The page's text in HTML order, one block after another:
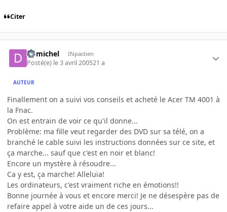
Citer
domichel INpactien
Posté(e) le 3 avril 200521 a
AUTEUR
Finallement on a suivi vos conseils et acheté le Acer TM 4001 à
la Fnac.
On est entrain de voir ce qu'il donne...
Problème: ma fille veut regarder des DVD sur sa télé, on a
branché le cable suivi les instructions données sur ce site, et
ça marche... sauf que c'est en noir et blanc!
Encore un mystère à résoudre...
Ca y est, ça marche! Alleluia!
Les ordinateurs, c'est vraiment riche en émotions!!
Bonne journée à vous et encore merci! Je ne désespère pas de
refaire appel à votre aide un de ces jours...